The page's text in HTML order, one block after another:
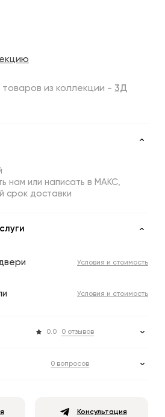
товаров из коллекции - 3Д
нам или написать в МАКС,
срок доставки
Условия и стоимость
Условия и стоимость
0.0 0 отзывов
0 вопросов
Консультация